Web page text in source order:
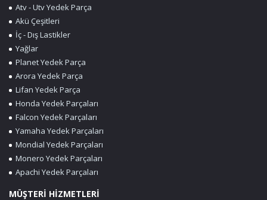
Atv - Utv Yedek Parça
Akü Çeşitleri
İç - Dış Lastikler
Yağlar
Planet Yedek Parça
Arora Yedek Parça
Lifan Yedek Parça
Honda Yedek Parçaları
Falcon Yedek Parçaları
Yamaha Yedek Parçaları
Mondial Yedek Parçaları
Monero Yedek Parçaları
Apachi Yedek Parçaları
MÜŞTERİ HİZMETLERİ